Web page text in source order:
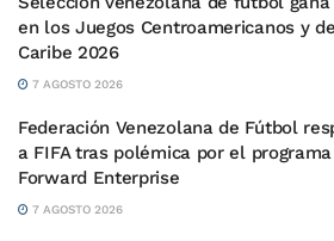
en los Juegos Centroamericanos y
Caribe 2026
7 AGOSTO 2026
Federación Venezolana de Fútbol
a FIFA tras polémica por el programa
Forward Enterprise
7 AGOSTO 2026